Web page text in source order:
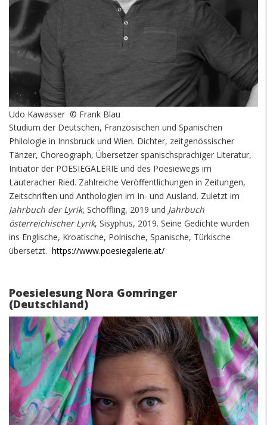
Udo Kawasser © Frank Blau
Studium der Deutschen, Französischen und Spanischen
Philologie in Innsbruck und Wien. Dichter, zeitgenössischer
Tänzer, Choreograph, Übersetzer spanischsprachiger Literatur,
Initiator der POESIEGALERIE und des Poesiewegs im
Lauteracher Ried. Zahlreiche Veröffentlichungen in Zeitungen,
Zeitschriften und Anthologien im In- und Ausland. Zuletzt im
Jahrbuch der Lyrik, Schöffling, 2019 und Jahrbuch
österreichischer Lyrik, Sisyphus, 2019. Seine Gedichte wurden
ins Englische, Kroatische, Polnische, Spanische, Türkische
übersetzt. https://www.poesiegalerie.at/
Poesielesung Nora Gomringer
(Deutschland)